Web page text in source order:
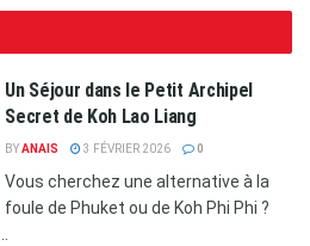
Un Séjour dans le Petit Archipel
Secret de Koh Lao Liang
BYANAIS 3 FÉVRIER 2026 0
Vous cherchez une alternative à la
foule de Phuket ou de Koh Phi Phi ?